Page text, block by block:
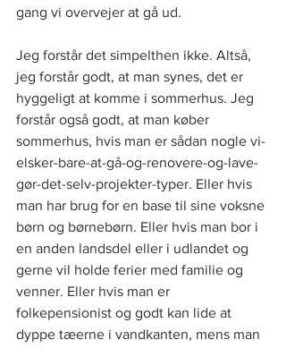
gang vi overvejer at gå ud.
Jeg forstår det simpelthen ikke. Altså,
jeg forstår godt, at man synes, det er
hyggeligt at komme i sommerhus. Jeg
forstår også godt, at man køber
sommerhus, hvis man er sådan nogle vi-
elsker-bare-at-gå-og-renovere-og-lave-
gør-det-selv-projekter-typer. Eller hvis
man har brug for en base til sine voksne
børn og børnebørn. Eller hvis man bor i
en anden landsdel eller i udlandet og
gerne vil holde ferier med familie og
venner. Eller hvis man er
folkepensionist og godt kan lide at
dyppe tæerne i vandkanten, mens man